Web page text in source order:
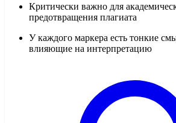
Критически важно для
предотвращения плагиата
У каждого маркера есть тонкие
влияющие на интерпретацию